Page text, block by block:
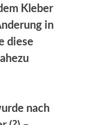
Kleber
in
diese
nach